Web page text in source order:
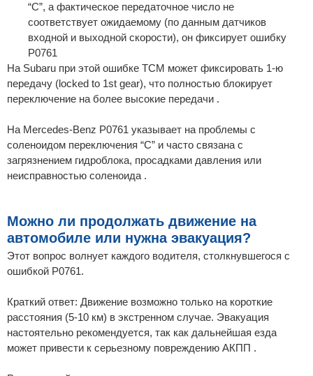
“C”, а фактическое передаточное число не
соответствует ожидаемому (по данным датчиков
входной и выходной скорости), он фиксирует ошибку
P0761
На Subaru при этой ошибке TCM может фиксировать 1-ю
передачу (locked to 1st gear), что полностью блокирует
переключение на более высокие передачи .
На Mercedes-Benz P0761 указывает на проблемы с
соленоидом переключения “C” и часто связана с
загрязнением гидроблока, просадками давления или
неисправностью соленоида .
Можно ли продолжать движение на
автомобиле или нужна эвакуация?
Этот вопрос волнует каждого водителя, столкнувшегося с
ошибкой P0761.
Краткий ответ: Движение возможно только на короткие
расстояния (5-10 км) в экстренном случае. Эвакуация
настоятельно рекомендуется, так как дальнейшая езда
может привести к серьезному повреждению АКПП .